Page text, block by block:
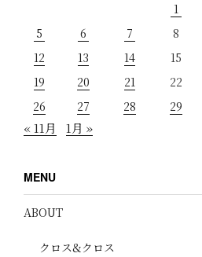
1
5
6 7 8
12
13 14 15
19
20 21 22
26
27 28 29
« 11月 1月 »
MENU
ABOUT
クロス&クロス